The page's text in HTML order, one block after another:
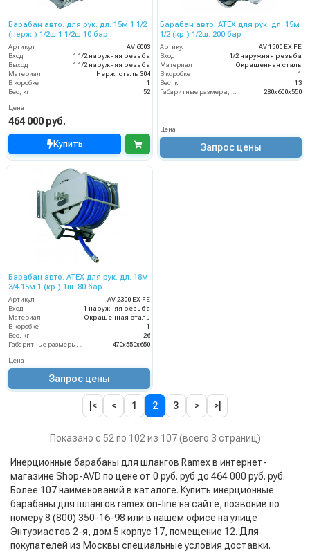
Барабан авто. для рук. дл. 15м 1 1/2
(нерж.) 1/2ш.1 1/2ш.10 бар
Артикул
AV 6003
Вход
1 1/2 наружняя резьба
Выход
1 1/2 наружняя резьба
Материал
Нерж. сталь 304
В коробке
1
Вес, кг
52
Цена
464 000 руб.
Купить
Барабан авто. ATEX для рук. дл. 15м
1/2 (кр.) 1/2ш. 200 бар
Артикул
AV 1500 EX FE
Вход
1/2 наружняя резьба
Материал
Окрашенная сталь
В коробке
1
Вес, кг
13
Габаритные размеры, мм
280x600x550
Цена
Запрос цены
Барабан авто. ATEX для рук. дл. 18м
3/4 15м 1 (кр.) 1ш. 80 бар
Артикул
AV 2300 EX FE
Вход
1 наружняя резьба
Материал
Окрашенная сталь
В коробке
1
Вес, кг
26
470x550x650
Цена
Запрос цены
|< < 1 2 3 > >|
Показано с 52 по 102 из 107 (всего 3 страниц)
Инерционные барабаны для шлангов Ramex в интернет-
магазине Shop-AVD по цене от 0 руб. руб до 464 000 руб. руб.
Более 107 наименований в каталоге. Купить инерционные
барабаны для шлангов ramex on-line на сайте, позвонив по
номеру 8 (800) 350-16-98 или в нашем офисе на улице
Энтузиастов 2-я, дом 5 корпус 17, помещение 12. Для
покупателей из Москвы специальные условия доставки.